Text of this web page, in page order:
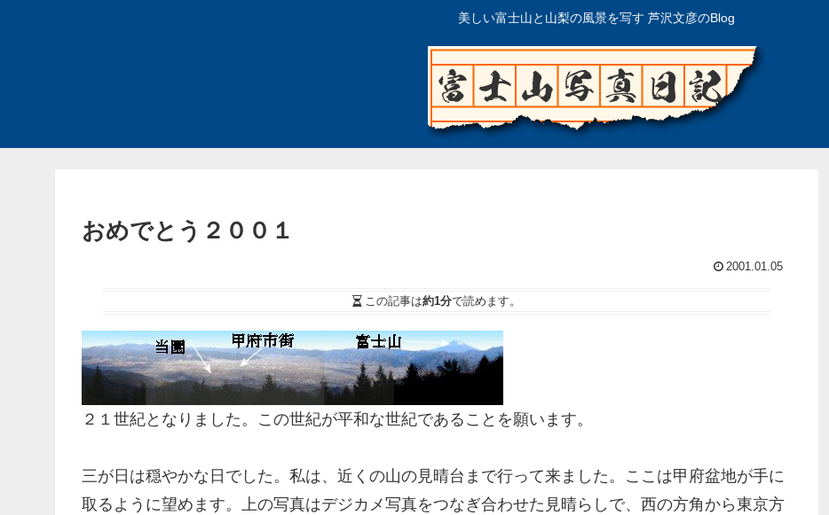
美しい富士山と山梨の風景を写す 芦沢文彦のBlog
おめでとう２００１
2001.01.05
この記事は約1分で読めます。
２１世紀となりました。この世紀が平和な世紀であることを願います。
三が日は穏やかな日でした。私は、近くの山の見晴台まで行って来ました。ここは甲府盆地が手に
取るように望めます。上の写真はデジカメ写真をつなぎ合わせた見晴らしで、西の方角から東京方